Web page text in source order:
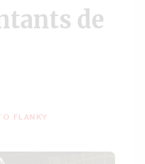
de
FLANKY